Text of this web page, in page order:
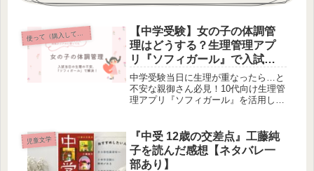
使って（購入して）よかった本以外のおすすめ
【中学受験】女の子の体調管
理はどうする？生理管理アプ
リ『ソフィガール』で入試当
日の不安を解消する方法
中学受験当日に生理が重なったら…と
不安な親御さん必見！10代向け生理管
理アプリ『ソフィガール』を活用した
での共有方法まで、試験当日に100%
の力を出し切るための備えを紹介しま
す。
児童文学
『中受 12歳の交差点』工藤純
子を読んだ感想【ネタバレ一
部あり】